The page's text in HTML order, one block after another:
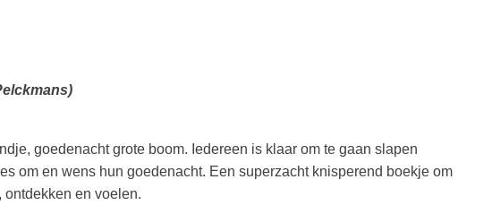
goedenacht grote boom. Iedereen is klaar om te gaan slapen
om en wens hun goedenacht. Een superzacht knisperend boekje om
ontdekken en voelen.